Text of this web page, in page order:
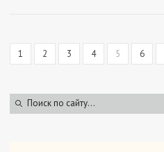
1 2 3 4 5 6